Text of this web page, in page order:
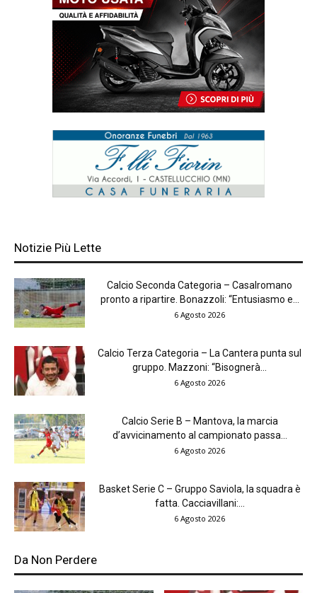
Notizie Più Lette
Calcio Seconda Categoria – Casalromano
pronto a ripartire. Bonazzoli: “Entusiasmo e...
6 Agosto 2026
Calcio Terza Categoria – La Cantera punta sul
gruppo. Mazzoni: “Bisognerà...
6 Agosto 2026
Calcio Serie B – Mantova, la marcia
d’avvicinamento al campionato passa...
6 Agosto 2026
Basket Serie C – Gruppo Saviola, la squadra è
fatta. Cacciavillani:...
6 Agosto 2026
Da Non Perdere